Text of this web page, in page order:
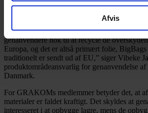
Afvis
gælder især folie, Bigbags og Strapex.
overkapacitet af de materialer på det
”Det presser priserne, for der er simpelthen
genanvendere nok til at recycle de
Europa, og det er altså primært folie, BigBags
traditionelt er sendt ud af EU,” siger Vibeke
produktområdeansvarlig for genanvendelse af
Danmark.
For GRAKOMs medlemmer betyder det, at
materialer er faldet kraftigt. Det skyldes at
interesseret i at opbygge lagre, mens de